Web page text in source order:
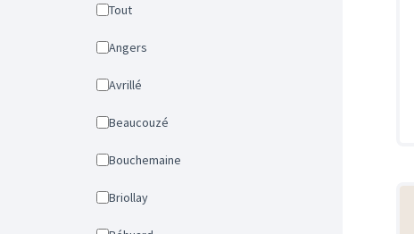
Tout
Angers
Avrillé
Beaucouzé
Bouchemaine
Briollay